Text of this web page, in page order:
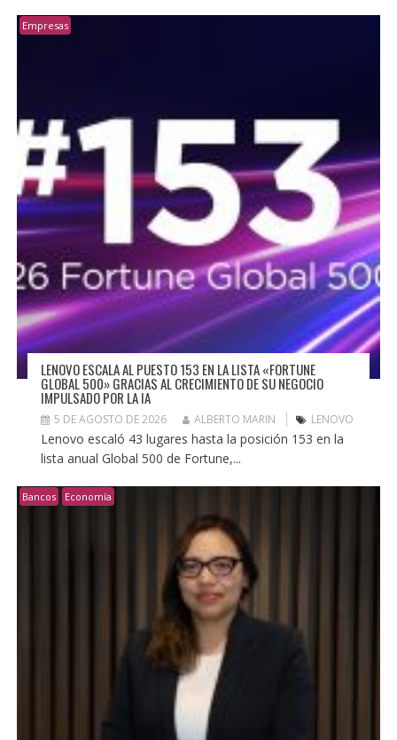
Empresas
LENOVO ESCALA AL PUESTO 153 EN LA LISTA «FORTUNE
GLOBAL 500» GRACIAS AL CRECIMIENTO DE SU NEGOCIO
IMPULSADO POR LA IA
5 DE AGOSTO DE 2026 ALBERTO MARIN LENOVO
Lenovo escaló 43 lugares hasta la posición 153 en la
lista anual Global 500 de Fortune,...
Bancos Economía